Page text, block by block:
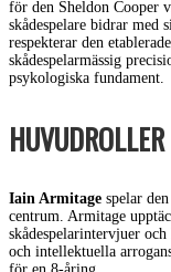
för den Sheldon Cooper
skådespelare bidrar med
respekterar den
skådespelarmässig
psykologiska fundament.
HUVUDROLLER
Iain Armitage spelar
centrum. Armitage
skådespelarintervjuer
och intellektuella